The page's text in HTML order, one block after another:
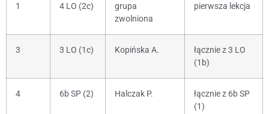
1 4 LO (2c)
grupa
zwolniona
pierwsza lekcja
3 3 LO (1c) Kopińska A.
łącznie z 3 LO
(1b)
4 6b SP (2) Halczak P.
łącznie z 6b SP
(1)